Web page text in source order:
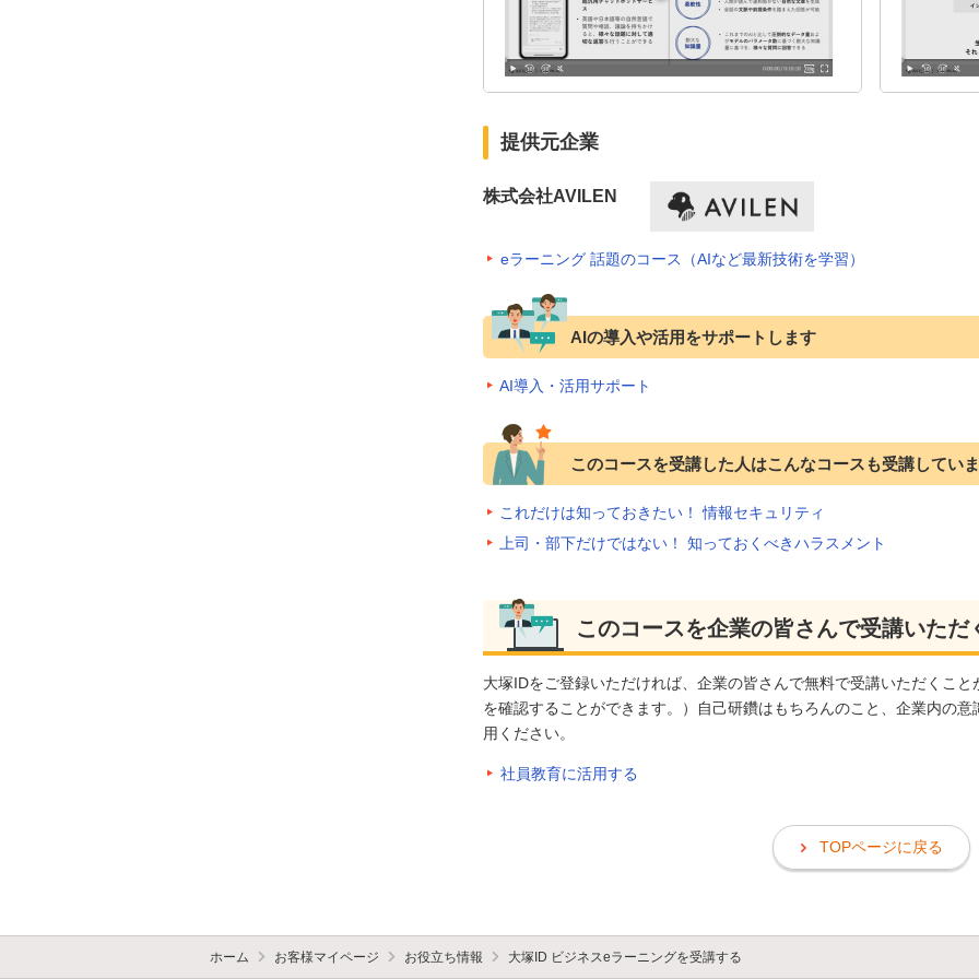
提供元企業
株式会社AVILEN
eラーニング 話題のコース（AIなど最新技術を学習）
AIの導入や活用をサポートします
AI導入・活用サポート
このコースを受講した人はこんなコースも受講してい
これだけは知っておきたい！ 情報セキュリティ
上司・部下だけではない！ 知っておくべきハラスメント
このコースを企業の皆さんで受講いただ
大塚IDをご登録いただければ、企業の皆さんで無料で受講いただくこ
を確認することができます。）自己研鑽はもちろんのこと、企業内の
用ください。
社員教育に活用する
TOPページに戻る
ホーム お客様マイページ お役立ち情報 大塚ID ビジネスeラーニングを受講する